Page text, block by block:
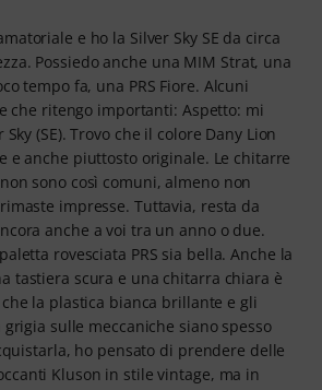
e ho la Silver Sky SE da circa
Possiedo anche una MIM Strat, una
tempo fa, una PRS Fiore. Alcuni
che ritengo importanti: Aspetto: mi
(SE). Trovo che il colore Dany Lion
e anche piuttosto originale. Le chitarre
sono così comuni, almeno non
impresse. Tuttavia, resta da
anche a voi tra un anno o due.
rovesciata PRS sia bella. Anche la
tastiera scura e una chitarra chiara è
la plastica bianca brillante e gli
sulle meccaniche siano spesso
ho pensato di prendere delle
Kluson in stile vintage, ma in